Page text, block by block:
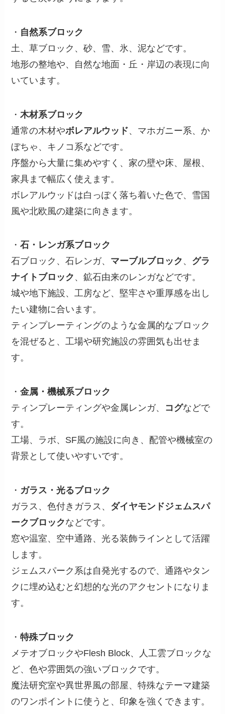
・ 自然系ブロック
土、草ブロック、砂、雪、氷、泥などです。
地形の整地や、自然な地面・丘・岸辺の表現に向
いています。
・木材系ブロック
通常の木材やボレアルウッド、マホガニー系、か
ぼちゃ、キノコ系などです。
序盤から大量に集めやすく、家の壁や床、屋根、
家具まで幅広く使えます。
ボレアルウッドは白っぽく落ち着いた色で、雪国
風や北欧風の建築に向きます。
・石・レンガ系ブロック
石ブロック、石レンガ、 マーブルブロック 、 グラ
ナイトブロック 、鉱石由来のレンガなどです。
城や地下施設、工房など、堅牢さや重厚感を出し
たい建物に合います。
ティンプレーティングのような金属的なブロック
を混ぜると、工場や研究施設の雰囲気も出せま
す。
・金属・機械系ブロック
ティンプレーティングや金属レンガ、 コグなどで
す。
工場、ラボ、SF風の施設に向き、配管や機械室の
背景として使いやすいです。
・ ガラス・光るブロック
ガラス、色付きガラス、 ダイヤモンドジェムスパ
ークブロックなどです。
窓や温室、空中通路、光る装飾ラインとして活躍
します。
ジェムスパーク系は自発光するので、通路やタン
クに埋め込むと幻想的な光のアクセントになりま
す。
・特殊ブロック
メテオブロックやFlesh Block、人工雲ブロックな
ど、色や雰囲気の強いブロックです。
魔法研究室や異世界風の部屋、特殊なテーマ建築
のワンポイントに使うと、印象を強くできます。